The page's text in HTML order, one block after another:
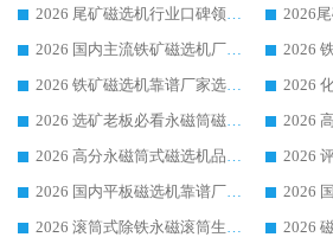
2026 尾矿磁选机行业口碑领域强者，源头直供国内主流厂家华体会手机网页版-华体会(中国) 一站式服务
2026 国内主流铁矿磁选机厂家选购指南|行业口碑好品牌推荐，领域强者华体会手机网页版-华体会(中国)
2026 铁矿磁选机靠谱厂家选购指南，领域强者华体会手机网页版-华体会(中国) 铁矿磁选机性价比高
2026 选矿老板必看永磁筒磁选机推荐 行业头部品牌口碑设备选购全攻略
2026 高分永磁筒式磁选机品牌推荐 选矿设备强者对比测评采购避坑全攻略
2026 国内平板磁选机靠谱厂家排名 行业实测口碑设备按需选购全指南
2026 滚筒式除铁永磁滚筒生产厂家推荐排名|行业口碑选购指南，领域强者源头厂商精选